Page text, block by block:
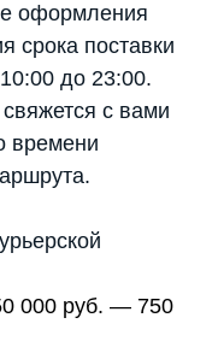
оформления
срока поставки
до 23:00.
с вами
времени
000 руб. — 750